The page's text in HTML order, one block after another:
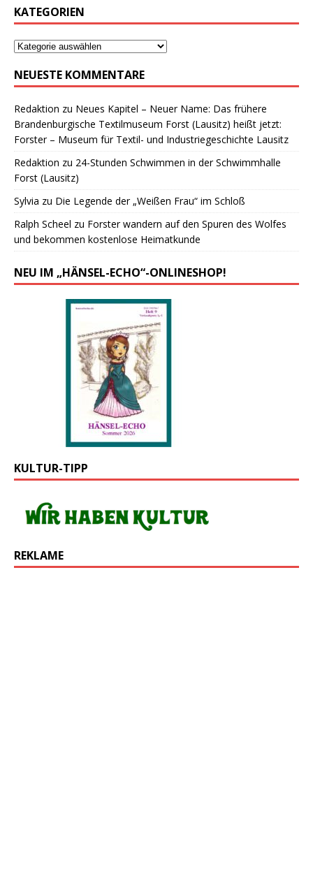
KATEGORIEN
NEUESTE KOMMENTARE
Redaktion zu Neues Kapitel – Neuer Name: Das frühere
Brandenburgische Textilmuseum Forst (Lausitz) heißt jetzt:
Forster – Museum für Textil- und Industriegeschichte Lausitz
Redaktion zu 24-Stunden Schwimmen in der Schwimmhalle
Forst (Lausitz)
Sylvia zu Die Legende der „Weißen Frau“ im Schloß
Ralph Scheel zu Forster wandern auf den Spuren des Wolfes
und bekommen kostenlose Heimatkunde
NEU IM „HÄNSEL-ECHO“-ONLINESHOP!
KULTUR-TIPP
REKLAME